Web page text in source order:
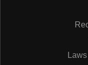
rêvée et sans doute
classiques. Ce n’est
dérèglement des
fois les vieilles
stigmatisent les
douceur honteuse,